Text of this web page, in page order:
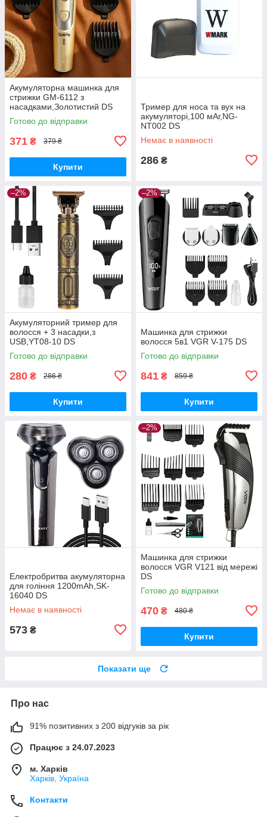
Акумуляторна машинка для
стрижки GM-6112 з
насадками,Золотистий DS
Готово до відправки
371 ₴ 379 ₴
Купити
Тример для носа та вух на
акумуляторі,100 мАг,NG-
NT002 DS
Немає в наявності
286 ₴
–2%
Акумуляторний тример для
волосся + 3 насадки,з
USB,YT08-10 DS
Готово до відправки
280 ₴ 286 ₴
Купити
–2%
Машинка для стрижки
волосся 5в1 VGR V-175 DS
Готово до відправки
841 ₴ 859 ₴
Купити
Електробритва акумуляторна
для гоління 1200mAh,SK-
16040 DS
Немає в наявності
573 ₴
–2%
Машинка для стрижки
волосся VGR V121 від мережі
DS
Готово до відправки
470 ₴ 480 ₴
Купити
Показати ще
Про нас
91% позитивних з 200 відгуків за рік
Працює з 24.07.2023
м. Харків
Харків, Україна
Контакти